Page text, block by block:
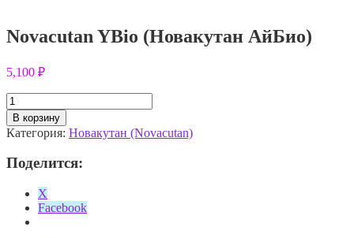
Novacutan YBio (Новакутан АйБио)
5,100 ₽
Количество
товара
Novacutan
YBio
(Новакутан
АйБио)
В корзину
Категория: Новакутан (Novacutan)
Поделится:
X
Facebook